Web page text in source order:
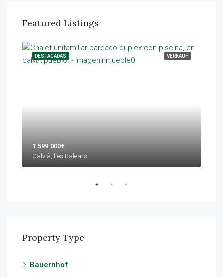
Featured Listings
VERKAUF
DESTACADAS
1.599.000€
Calvià,Illes Balears
Property Type
Bauernhof